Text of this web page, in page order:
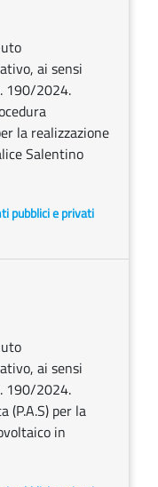
ai sensi
190/2024.
la realizzazione
Salentino
pubblici e privati
ai sensi
190/2024.
(P.A.S) per la
in